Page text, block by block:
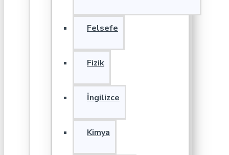
Felsefe
Fizik
İngilizce
Kimya